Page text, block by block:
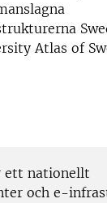
Atlas of
ett nationellt
och e-